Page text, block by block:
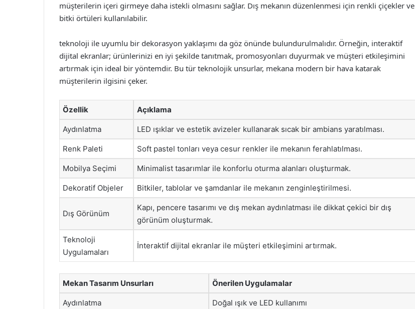
müşterilerin içeri girmeye daha istekli olmasını sağlar. Dış mekanın düzenlenmesi için renkli çiçekler ve
bitki örtüleri kullanılabilir.
teknoloji ile uyumlu bir dekorasyon yaklaşımı da göz önünde bulundurulmalıdır. Örneğin, interaktif
dijital ekranlar; ürünlerinizi en iyi şekilde tanıtmak, promosyonları duyurmak ve müşteri etkileşimini
artırmak için ideal bir yöntemdir. Bu tür teknolojik unsurlar, mekana modern bir hava katarak
müşterilerin ilgisini çeker.
Özellik Açıklama
Aydınlatma LED ışıklar ve estetik avizeler kullanarak sıcak bir ambians yaratılması.
Renk Paleti Soft pastel tonları veya cesur renkler ile mekanın ferahlatılması.
Mobilya Seçimi Minimalist tasarımlar ile konforlu oturma alanları oluşturmak.
Dekoratif Objeler Bitkiler, tablolar ve şamdanlar ile mekanın zenginleştirilmesi.
Dış Görünüm
Kapı, pencere tasarımı ve dış mekan aydınlatması ile dikkat çekici bir dış
görünüm oluşturmak.
Teknoloji
Uygulamaları
İnteraktif dijital ekranlar ile müşteri etkileşimini artırmak.
Mekan Tasarım Unsurları Önerilen Uygulamalar
Aydınlatma Doğal ışık ve LED kullanımı